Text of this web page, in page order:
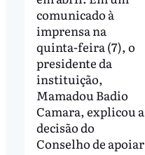
comunicado à
imprensa na
quinta-feira (7), o
presidente da
instituição,
Mamadou Badio
Camara, explicou a
decisão do
Conselho de apoiar